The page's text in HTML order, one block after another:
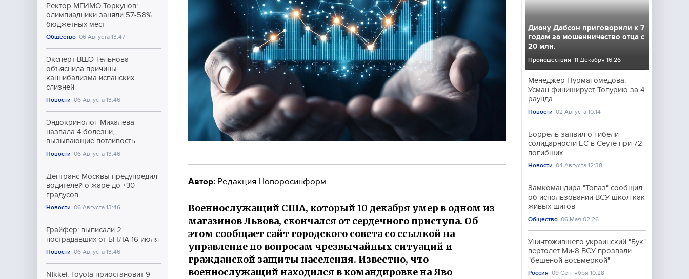
Ректор МГИМО Торкунов:
олимпиадники заняли 57-58%
бюджетных мест
Общество 06 Августа 13:47
Эксперт ВШЭ Тельнова
объяснила причины
каннибализма испанских
слизней
Новости 06 Августа 13:46
Эндокринолог Михалева
назвала 4 болезни,
вызывающие потливость
Новости 06 Августа 13:46
Дептранс Москвы предупредил
водителей о жаре до +30
градусов
Новости 06 Августа 13:46
Грайфер: выписали 2
пострадавших от БПЛА 16 июля
Новости 06 Августа 13:46
Nikkei: Toyota приостановит 9
Автор: Редакция Новоросинформ
Военнослужащий США, который 10 декабря умер в одном из
магазинов Львова, скончался от сердечного приступа. Об
этом сообщает сайт городского совета со ссылкой на
управление по вопросам чрезвычайных ситуаций и
гражданской защиты населения. Известно, что
военнослужащий находился в командировке на Яво
Диану Дабсон приговорили к 7
годам за мошенничество отца с
20 млн.
Происшествия 11 Декабря 16:26
Менеджер Нурмагомедова:
Усман финиширует Топурию за 4
раунда
Новости 02 Августа 10:14
Боррель заявил о гибели
солидарности ЕС в Сеуте при 72
погибших
Новости 04 Августа 12:38
Замкомандира "Топаз" сообщил
об использовании ВСУ школ как
живых щитов
Общество 06 Мая 02:26
Уничтожившего украинский "Бук"
вертолет Ми-8 ВСУ прозвали
"бешеной восьмеркой"
Россия 09 Сентября 10:28